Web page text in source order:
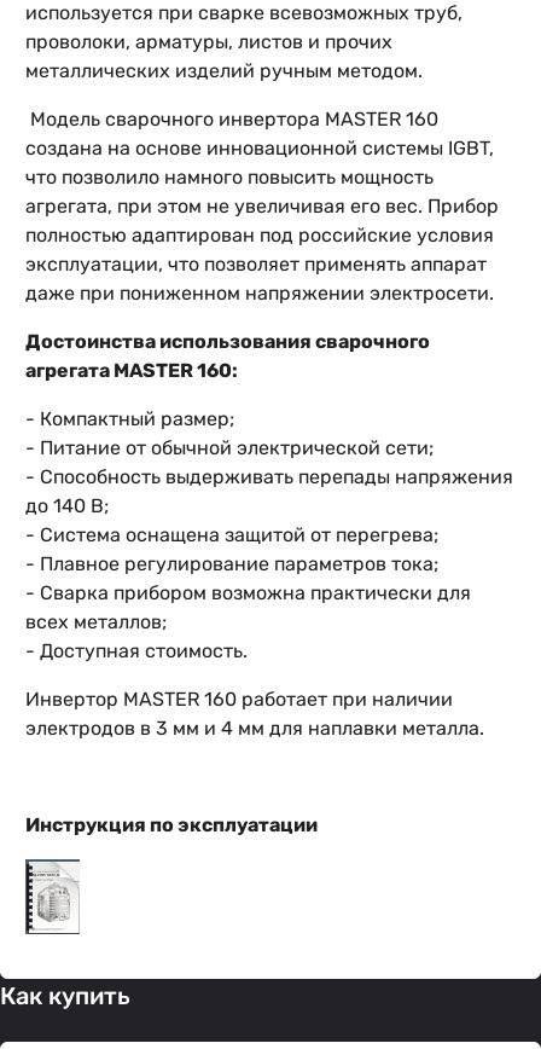
используется при сварке всевозможных труб,
проволоки, арматуры, листов и прочих
металлических изделий ручным методом.
Модель сварочного инвертора MASTER 160
создана на основе инновационной системы IGBT,
что позволило намного повысить мощность
агрегата, при этом не увеличивая его вес. Прибор
полностью адаптирован под российские условия
эксплуатации, что позволяет применять аппарат
даже при пониженном напряжении электросети.
Достоинства использования сварочного
агрегата MASTER 160:
- Компактный размер;
- Питание от обычной электрической сети;
- Способность выдерживать перепады напряжения
до 140 В;
- Система оснащена защитой от перегрева;
- Плавное регулирование параметров тока;
- Сварка прибором возможна практически для
всех металлов;
- Доступная стоимость.
Инвертор MASTER 160 работает при наличии
электродов в 3 мм и 4 мм для наплавки металла.
Инструкция по эксплуатации
Как купить